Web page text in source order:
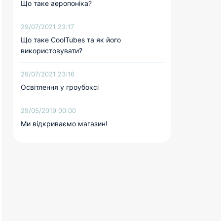
Що таке аеропоніка?
29/07/2021 23:17
Що таке CoolTubes та як його
використовувати?
29/07/2021 23:16
Освітлення у гроубоксі
29/05/2019 00:00
Ми відкриваємо магазин!